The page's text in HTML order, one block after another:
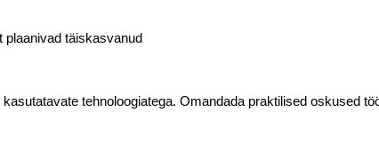
plaanivad täiskasvanud
tehnoloogiatega. Omandada praktilised oskused